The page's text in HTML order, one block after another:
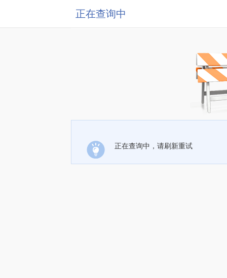
正在查询中
正在查询中，请刷新重试